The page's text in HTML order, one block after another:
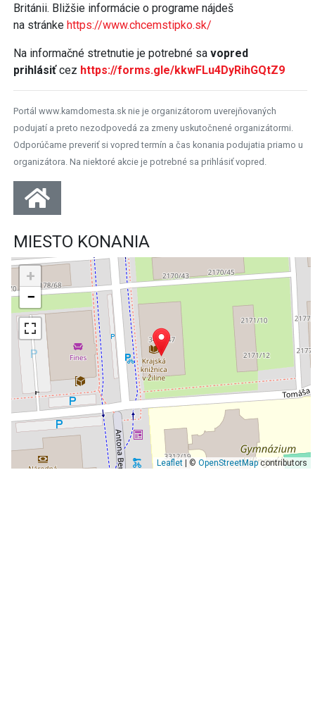
Británii. Bližšie informácie o programe nájdeš
na stránke https://www.chcemstipko.sk/
Na informačné stretnutie je potrebné sa vopred
prihlásiťcez https://forms.gle/kkwFLu4DyRihGQtZ9
Portál www.kamdomesta.sk nie je organizátorom uverejňovaných
podujatí a preto nezodpovedá za zmeny uskutočnené organizátormi.
Odporúčame preveriť si vopred termín a čas konania podujatia priamo u
organizátora. Na niektoré akcie je potrebné sa prihlásiť vopred.
MIESTO KONANIA
+
−
Leaflet| © OpenStreetMapcontributors